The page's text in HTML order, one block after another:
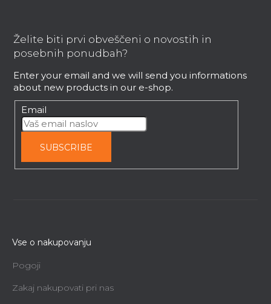
Želite biti prvi obveščeni o novostih in
posebnih ponudbah?
Enter your email and we will send you informations
about new products in our e-shop.
Email
SUBSCRIBE
Vse o nakupovanju
Pogoji
Zakaj nakupovati pri nas